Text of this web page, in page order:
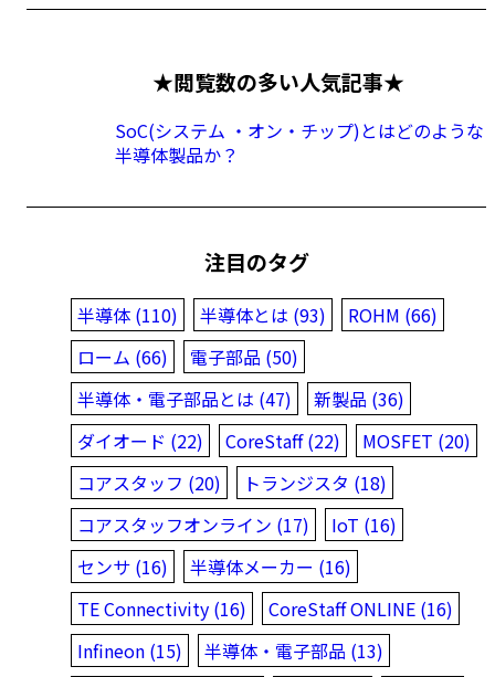
★閲覧数の多い人気記事★
SoC(システム ・オン・チップ)とはどのような
半導体製品か？
注目のタグ
半導体 (110) 半導体とは (93)
ROHM (66)
ローム (66)
電子部品 (50)
半導体・電子部品とは (47)
新製品 (36)
ダイオード (22)
CoreStaff (22)
MOSFET (20)
コアスタッフ (20)
トランジスタ (18)
コアスタッフオンライン (17)
IoT (16)
センサ (16)
半導体メーカー (16)
TE Connectivity (16)
CoreStaff ONLINE (16)
Infineon (15)
半導体・電子部品 (13)